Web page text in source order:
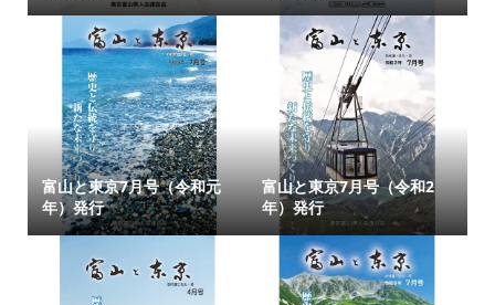
富山と東京7月号（令和元
年）発行
富山と東京7月号（令和2
年）発行